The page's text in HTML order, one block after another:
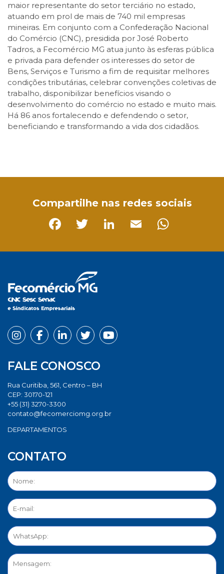
maior representante do setor terciário no estado,
atuando em prol de mais de 740 mil empresas
mineiras. Em conjunto com a Confederação Nacional
do Comércio (CNC), presidida por José Roberto
Tadros, a Fecomércio MG atua junto às esferas pública
e privada para defender os interesses do setor de
Bens, Serviços e Turismo a fim de requisitar melhores
condições tributárias, celebrar convenções coletivas de
trabalho, disponibilizar benefícios visando o
desenvolvimento do comércio no estado e muito mais.
Há 86 anos fortalecendo e defendendo o setor,
beneficiando e transformando a vida dos cidadãos.
Compartilhe nas redes sociais
FALE CONOSCO
Rua Curitiba, 561, Centro – BH
CEP: 30170-121
+55 (31) 3270-3300
contato@fecomerciomg.org.br
DEPARTAMENTOS
CONTATO